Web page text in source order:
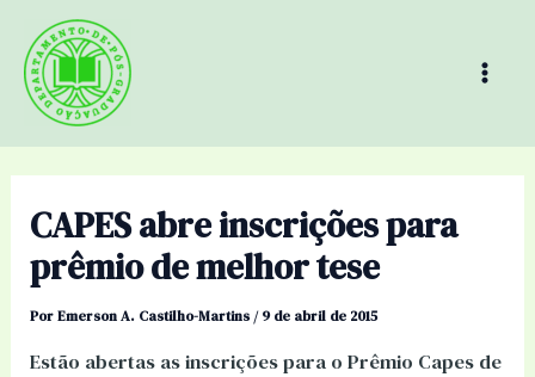
para
conteúdo
CAPES abre inscrições para
prêmio de melhor tese
PorEmerson A. Castilho-Martins/9 de abril de 2015
Estão abertas as inscrições para o Prêmio Capes de